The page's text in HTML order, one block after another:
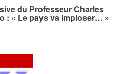
du Professeur Charles
: « Le pays va imploser… »